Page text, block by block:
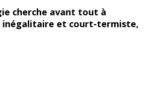
cherche avant tout à
inégalitaire et court-termiste,